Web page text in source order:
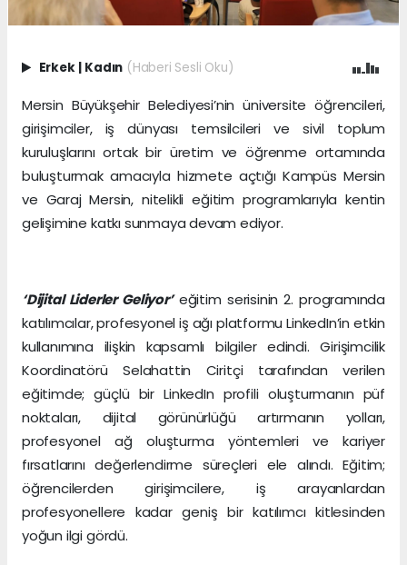
Erkek Kadın (Haberi Sesli Oku)
Mersin Büyükşehir Belediyesi’nin üniversite öğrencileri,
girişimciler, iş dünyası temsilcileri ve sivil toplum
kuruluşlarını ortak bir üretim ve öğrenme ortamında
buluşturmak amacıyla hizmete açtığı Kampüs Mersin
ve Garaj Mersin, nitelikli eğitim programlarıyla kentin
gelişimine katkı sunmaya devam ediyor.
‘Dijital Liderler Geliyor’eğitim serisinin 2. programında
katılımcılar, profesyonel iş ağı platformu LinkedIn’in etkin
kullanımına ilişkin kapsamlı bilgiler edindi. Girişimcilik
Koordinatörü Selahattin Ciritçi tarafından verilen
eğitimde; güçlü bir LinkedIn profili oluşturmanın püf
noktaları, dijital görünürlüğü artırmanın yolları,
profesyonel ağ oluşturma yöntemleri ve kariyer
fırsatlarını değerlendirme süreçleri ele alındı. Eğitim;
öğrencilerden girişimcilere, iş arayanlardan
profesyonellere kadar geniş bir katılımcı kitlesinden
yoğun ilgi gördü.